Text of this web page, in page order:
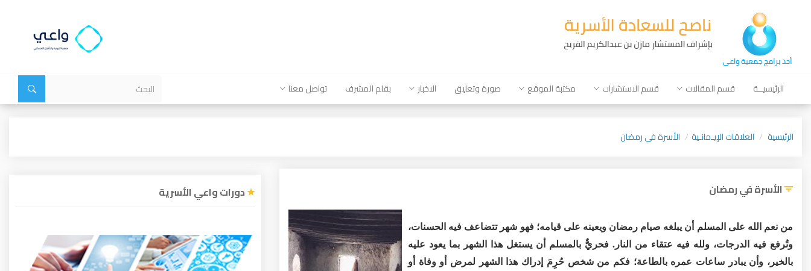
الرئيسيــة قسم المقالات قسم الاستشارات مكتبة الموقع صورة وتعليق الاخبار بقلم المشرف تواصل معنا
الرئيسية العلاقات الإيـمانـية الأسرة في رمضان
الأسرة في رمضان
من نعم الله على المسلم أن يبلغه صيام رمضان ويعينه على قيامه؛ فهو شهر تتضاعف فيه الحسنات،
وتُرفع فيه الدرجات، ولله فيه عتقاء من النار. فحريٌّ بالمسلم أن يستغل هذا الشهر بما يعود عليه
بالخير، وأن يبادر ساعات عمره بالطاعة؛ فكم من شخص حُرِمَ إدراك هذا الشهر لمرض أو وفاة أو
دورات واعي الأسرية